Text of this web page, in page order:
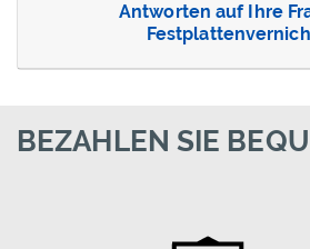
Antworten auf Ihre
BEZAHLEN SIE